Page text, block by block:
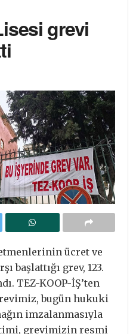
grevi
ücret ve
başlattığı grev, 123.
TEZ-KOOP-İŞ’ten
bugün hukuki
imzalanmasıyla
grevimizin resmi